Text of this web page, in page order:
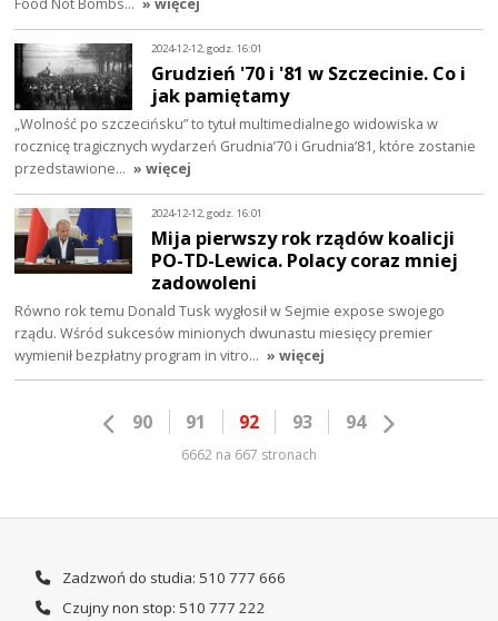
2024-12-12, godz. 16:01
Grudzień '70 i '81 w Szczecinie. Co i
jak pamiętamy
„Wolność po szczecińsku” to tytuł multimedialnego widowiska w
rocznicę tragicznych wydarzeń Grudnia’70 i Grudnia’81, które zostanie
przedstawione… » więcej
2024-12-12, godz. 16:01
Mija pierwszy rok rządów koalicji
PO-TD-Lewica. Polacy coraz mniej
zadowoleni
Równo rok temu Donald Tusk wygłosił w Sejmie expose swojego
rządu. Wśród sukcesów minionych dwunastu miesięcy premier
wymienił bezpłatny program in vitro… » więcej
90 91 92 93 94
6662 na 667 stronach
Zadzwoń do studia: 510 777 666
Czujny non stop: 510 777 222